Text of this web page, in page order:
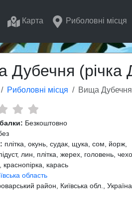
Карта Риболовні місця
Дубечня (річка
Риболовні місця Вища Дубечня
Безкоштовно
плітка, окунь, судак, щука, сом, йорж,
лин, плітка, жерех, головень,
краснопірка, карась
область
район, Київська обл., Україна